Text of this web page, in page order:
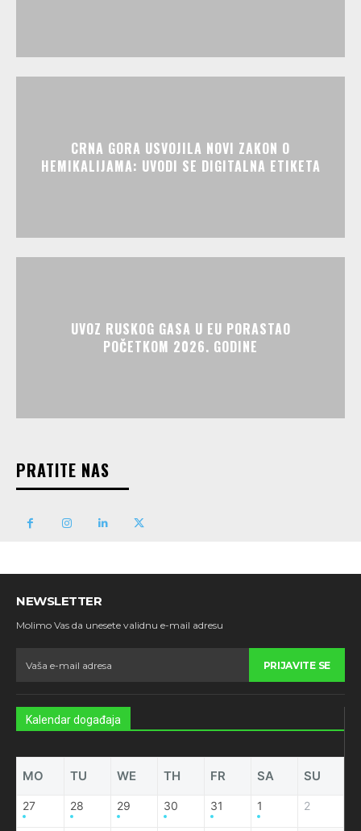
CRNA GORA USVOJILA NOVI ZAKON O
HEMIKALIJAMA: UVODI SE DIGITALNA ETIKETA
UVOZ RUSKOG GASA U EU PORASTAO
POČETKOM 2026. GODINE
PRATITE NAS
NEWSLETTER
Molimo Vas da unesete validnu e-mail adresu
PRIJAVITE SE
Kalendar događaja
MO TU WE TH FR SA SU
27 28 29 30 31 1 2